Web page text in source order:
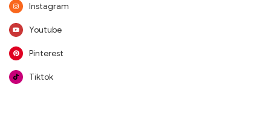
Instagram
Youtube
Pinterest
Tiktok